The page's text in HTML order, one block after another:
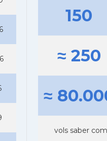
150
≈ 250
≈
vols saber